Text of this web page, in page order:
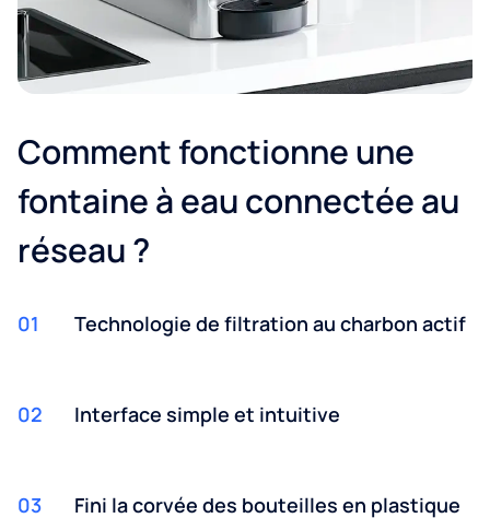
Comment fonctionne une
fontaine à eau connectée au
réseau ?
01 Technologie de filtration au charbon actif
02 Interface simple et intuitive
03 Fini la corvée des bouteilles en plastique